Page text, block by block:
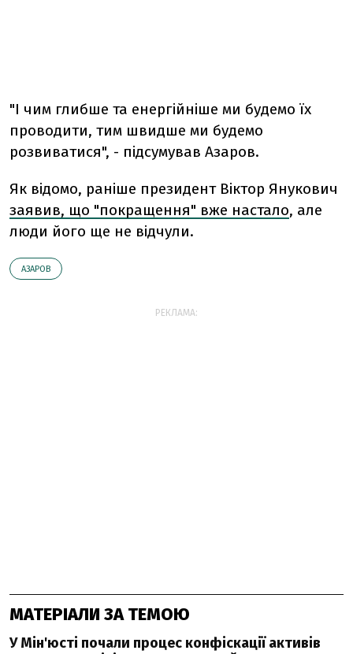
"І чим глибше та енергійніше ми будемо їх
проводити, тим швидше ми будемо
розвиватися", - підсумував Азаров.
Як відомо, раніше президент Віктор Янукович
заявив, що "покращення" вже настало, але
люди його ще не відчули.
АЗАРОВ
РЕКЛАМА:
МАТЕРІАЛИ ЗА ТЕМОЮ
У Мін'юсті почали процес конфіскації активів